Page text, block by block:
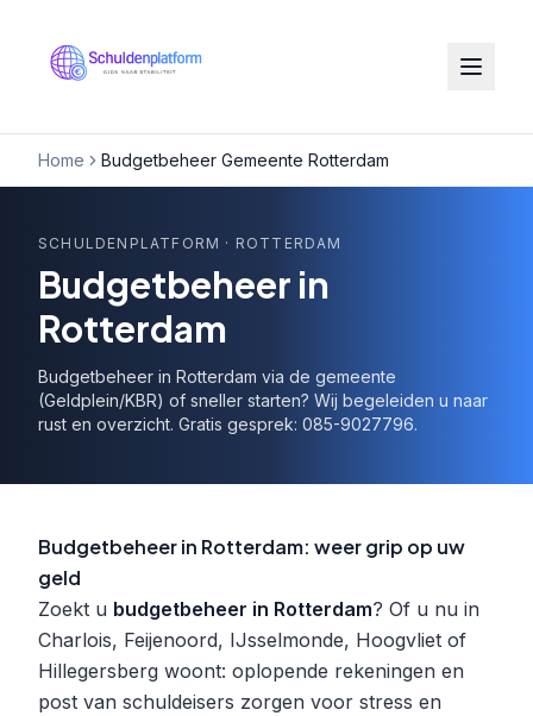
Home Budgetbeheer Gemeente Rotterdam
SCHULDENPLATFORM · ROTTERDAM
Budgetbeheer in
Rotterdam
Budgetbeheer in Rotterdam via de gemeente
(Geldplein/KBR) of sneller starten? Wij begeleiden u naar
rust en overzicht. Gratis gesprek: 085-9027796.
Budgetbeheer in Rotterdam: weer grip op uw
geld
Zoekt u budgetbeheer in Rotterdam? Of u nu in
Charlois, Feijenoord, IJsselmonde, Hoogvliet of
Hillegersberg woont: oplopende rekeningen en
post van schuldeisers zorgen voor stress en